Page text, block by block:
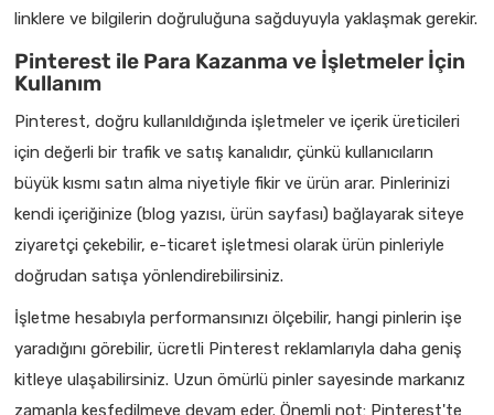
linklere ve bilgilerin doğruluğuna sağduyuyla yaklaşmak gerekir.
Pinterest ile Para Kazanma ve İşletmeler İçin
Kullanım
Pinterest, doğru kullanıldığında işletmeler ve içerik üreticileri
için değerli bir trafik ve satış kanalıdır, çünkü kullanıcıların
büyük kısmı satın alma niyetiyle fikir ve ürün arar. Pinlerinizi
kendi içeriğinize (blog yazısı, ürün sayfası) bağlayarak siteye
ziyaretçi çekebilir, e-ticaret işletmesi olarak ürün pinleriyle
doğrudan satışa yönlendirebilirsiniz.
İşletme hesabıyla performansınızı ölçebilir, hangi pinlerin işe
yaradığını görebilir, ücretli Pinterest reklamlarıyla daha geniş
kitleye ulaşabilirsiniz. Uzun ömürlü pinler sayesinde markanız
zamanla keşfedilmeye devam eder. Önemli not: Pinterest'te